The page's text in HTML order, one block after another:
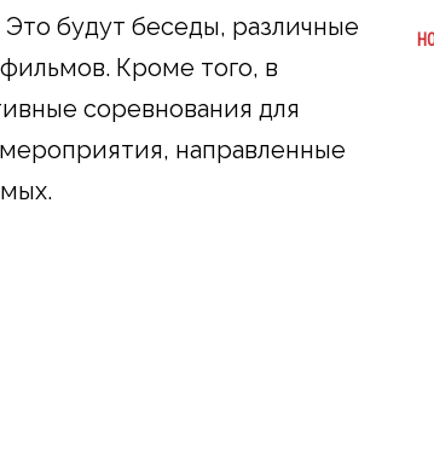
будут беседы, различные
Кроме того, в
соревнования для
направленные